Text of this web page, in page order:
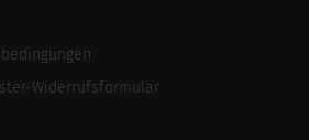
Widerrufsformular